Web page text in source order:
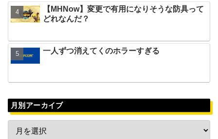
【MHNow】変更で有用になりそうな防具って
どれなんだ？
一人ずつ消えてくのホラーすぎる
月別アーカイブ